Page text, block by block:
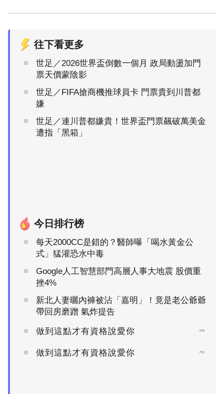
往下看更多
世足／2026世界盃倒數一個月 政局動盪加門
票天價蒙陰影
世足／FIFA搶商機推球員卡 門票貴到川普都
嫌
世足／連川普都嫌貴！世界盃門票飆破萬美金
遭指「黑箱」
今日排行榜
每天2000CC是錯的？醫師曝「喝水黃金公
式」猛灌恐水中毒
Google人工智慧部門高層人事大地震 股價重
挫4%
新北人妻曬內褲被沾「嘉明」！竟是老公爺爺
帶回房磨蹭 氣炸提告
做到這點才有資格說愛你 PR
做到這點才有資格說愛你 PR